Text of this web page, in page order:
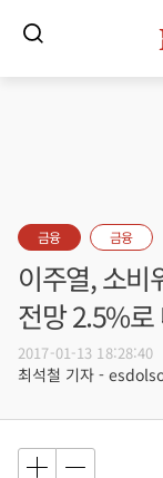
금융 금융
이주열, 소비
전망 2.5%로
2017-01-13 18:28:40
최석철 기자 -